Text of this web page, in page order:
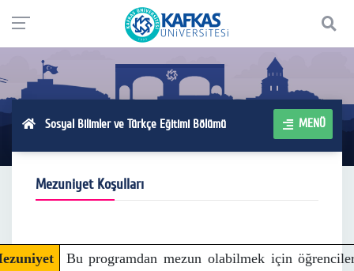
Sosyal Bilimler ve Türkçe Eğitimi Bölümü MENÜ
Mezuniyet Koşulları
Bu programdan mezun olabilmek için